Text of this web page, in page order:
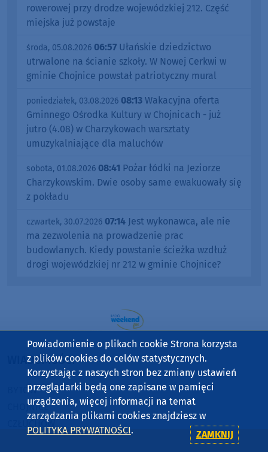
rowerowej przy drodze wojewódzkiej 212. Część
miejska już powstaje
środa, 05.08.2026 06:57 Ułańskie dziedzictwo
utrwalone na ścianie szkoły. W Nowej Cerkwi w
gminie Chojnice powstał patriotyczny mural
poniedziałek, 03.08.2026 08:13 Wakacyjna oferta
Gminnego Ośrodka Kultury w Chojnicach - już
jutro (4.08) w Charzykowach warsztaty
umuzykalniające dla maluchów
sobota, 01.08.2026 08:41 Pożar łódki na Jeziorze
Charzykowskim. Dwie osoby same ewakuowały się
z pokładu
czwartek, 30.07.2026 07:14 Jest wykonawca, ale nie
ma zezwolenia na prowadzenie prac
budowlanych. Kiedy powstanie ścieżka wzdłuż
drogi wojewódzkiej nr 212 w gminie Chojnice?
WIADOMOŚCI
BYTÓW
CHOJNICE
CZŁUCHÓW
Powiadomienie o plikach cookie Strona korzysta
z plików cookies do celów statystycznych.
Korzystając z naszych stron bez zmiany ustawień
przeglądarki będą one zapisane w pamięci
urządzenia, więcej informacji na temat
zarządzania plikami cookies znajdziesz w
POLITYKA PRYWATNOŚCI. ZAMKNIJ